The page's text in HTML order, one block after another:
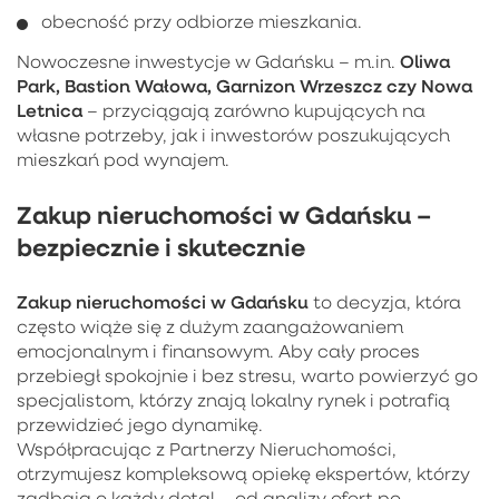
obecność przy odbiorze mieszkania.
Nowoczesne inwestycje w Gdańsku – m.in. Oliwa
Park, Bastion Wałowa, Garnizon Wrzeszcz czy Nowa
Letnica – przyciągają zarówno kupujących na
własne potrzeby, jak i inwestorów poszukujących
mieszkań pod wynajem.
Zakup nieruchomości w Gdańsku –
bezpiecznie i skutecznie
Zakup nieruchomości w Gdańsku to decyzja, która
często wiąże się z dużym zaangażowaniem
emocjonalnym i finansowym. Aby cały proces
przebiegł spokojnie i bez stresu, warto powierzyć go
specjalistom, którzy znają lokalny rynek i potrafią
przewidzieć jego dynamikę.
Współpracując z Partnerzy Nieruchomości,
otrzymujesz kompleksową opiekę ekspertów, którzy